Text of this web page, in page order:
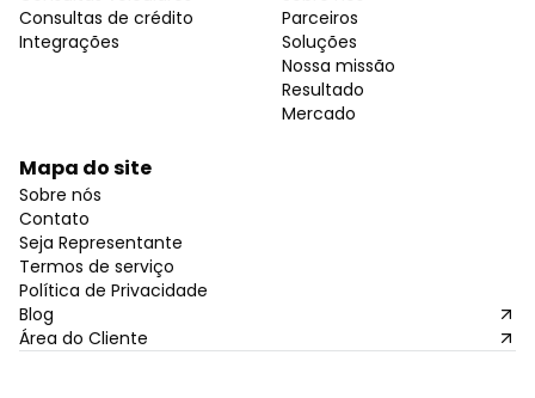
Consultas de crédito
Integrações
Parceiros
Soluções
Nossa missão
Resultado
Mercado
Mapa do site
Sobre nós
Contato
Seja Representante
Termos de serviço
Política de Privacidade
Blog
Área do Cliente